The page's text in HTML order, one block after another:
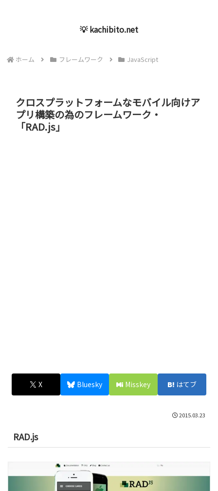
💡 kachibito.net
ホーム フレームワーク JavaScript
クロスプラットフォームなモバイル向けア
プリ構築の為のフレームワーク・
「RAD.js」
X Bluesky Misskey はてブ
2015.03.23
RAD.js